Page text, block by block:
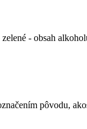
- obsah
pôvodu,